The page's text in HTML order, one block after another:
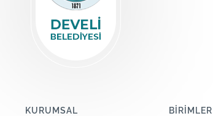
KURUMSAL BİRİMLER